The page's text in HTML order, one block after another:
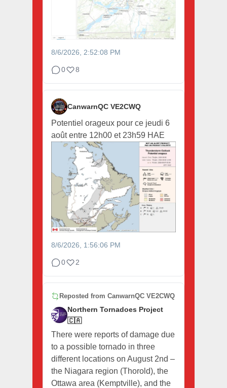
8/6/2026, 2:52:08 PM
0 8
CanwarnQC VE2CWQ
Potentiel orageux pour ce jeudi 6
août entre 12h00 et 23h59 HAE
8/6/2026, 1:56:06 PM
0 2
Reposted from CanwarnQC VE2CWQ
Northern Tornadoes Project
🇨🇦
There were reports of damage due
to a possible tornado in three
different locations on August 2nd –
the Niagara region (Thorold), the
Ottawa area (Kemptville), and the